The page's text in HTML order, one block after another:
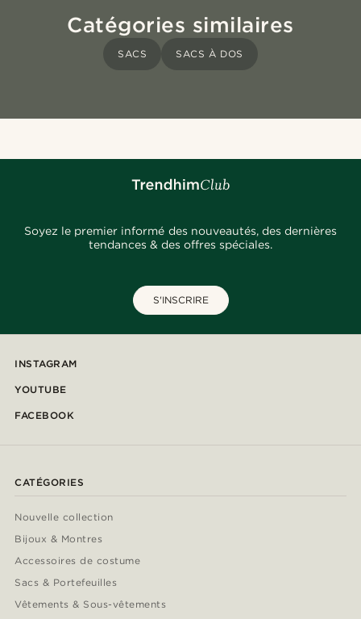
Catégories similaires
SACS SACS À DOS
Soyez le premier informé des nouveautés, des dernières
tendances & des offres spéciales.
S'INSCRIRE
INSTAGRAM
YOUTUBE
FACEBOOK
CATÉGORIES
Nouvelle collection
Bijoux & Montres
Accessoires de costume
Sacs & Portefeuilles
Vêtements & Sous-vêtements